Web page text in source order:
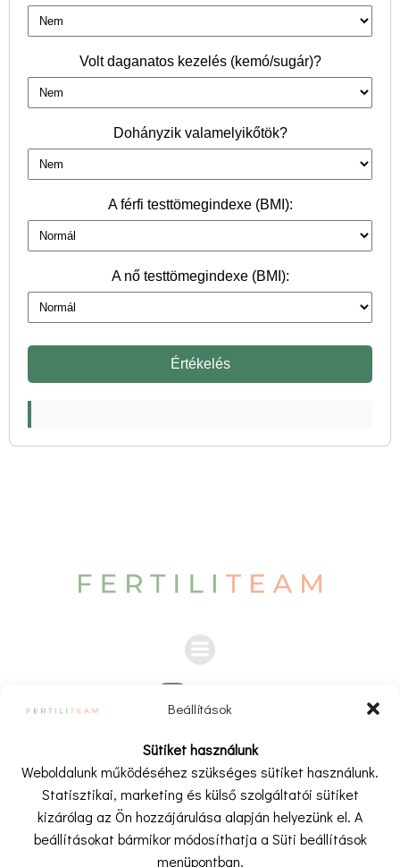
Beállítások
Sütiket használunk
Weboldalunk működéséhez szükséges sütiket használunk.
Statisztikai, marketing és külső szolgáltatói sütiket
kizárólag az Ön hozzájárulása alapján helyezünk el. A
beállításokat bármikor módosíthatja a Süti beállítások
menüpontban.
Volt daganatos kezelés (kemó/sugár)?
Dohányzik valamelyikőtök?
A férfi testtömegindexe (BMI):
A nő testtömegindexe (BMI):
Értékelés
A weboldalon és a kapcsolódó videókban, cikkekben,
bejegyzésekben megjelenő információk kizárólag tájákoztató
és ismeretterjesztő célt szolgálnak.
A tartalom nem minősül orvosi tanácsadásnak, diagnózisnak
vagy kezelésre vonatkozó javaslatnak, és nem helyettesíti az
orvosi vizsgálatot vagy egészségügyi szakemberrel történő